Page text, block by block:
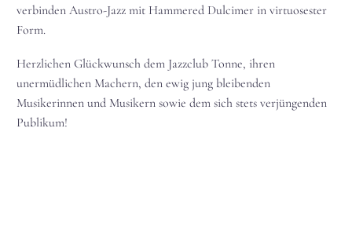
verbinden Austro-Jazz mit Hammered Dulcimer in virtuosester
Form.
Herzlichen Glückwunsch dem Jazzclub Tonne, ihren
unermüdlichen Machern, den ewig jung bleibenden
Musikerinnen und Musikern sowie dem sich stets verjüngenden
Publikum!